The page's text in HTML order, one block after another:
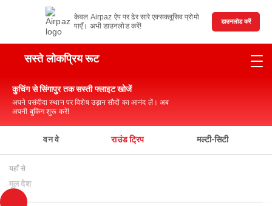
केवल Airpaz ऐप पर ढेर सारे एक्सक्लूसिव प्रोमो
पाएँ। अभी डाउनलोड करें!
डाउनलोड करें
सस्ते लोकप्रिय रूट
कुचिंग से सिंगापुर तक सस्ती फ्लाइट खोजें
अपने पसंदीदा स्थान पर विशेष उड़ान सौदों का आनंद लें। अब
अपनी बुकिंग शुरू करें!
वन वे राउंड ट्रिप मल्टी-सिटी
यहाँ से
मूल देश